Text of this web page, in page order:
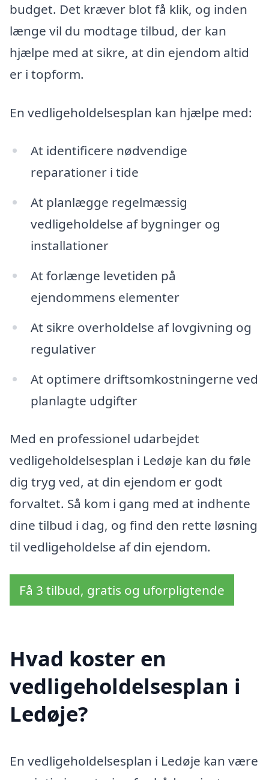
budget. Det kræver blot få klik, og inden
længe vil du modtage tilbud, der kan
hjælpe med at sikre, at din ejendom altid
er i topform.
En vedligeholdelsesplan kan hjælpe med:
At identificere nødvendige
reparationer i tide
At planlægge regelmæssig
vedligeholdelse af bygninger og
installationer
At forlænge levetiden på
ejendommens elementer
At sikre overholdelse af lovgivning og
regulativer
At optimere driftsomkostningerne ved
planlagte udgifter
Med en professionel udarbejdet
vedligeholdelsesplan i Ledøje kan du føle
dig tryg ved, at din ejendom er godt
forvaltet. Så kom i gang med at indhente
dine tilbud i dag, og find den rette løsning
til vedligeholdelse af din ejendom.
Få 3 tilbud, gratis og uforpligtende
Hvad koster en
vedligeholdelsesplan i
Ledøje?
En vedligeholdelsesplan i Ledøje kan være